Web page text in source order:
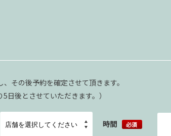
その後予約を確定させて頂きます。
日後とさせていただきます。）
時間 必須